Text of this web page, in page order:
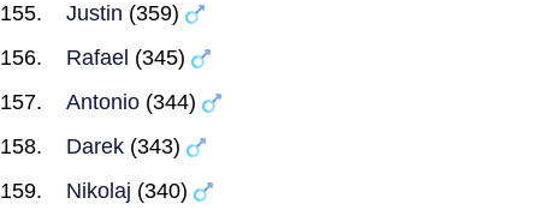
Justin (359)
Rafael (345)
Antonio (344)
Darek (343)
Nikolaj (340)